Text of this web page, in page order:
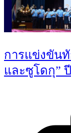
การแข่งขัน
และซูโดกุ”